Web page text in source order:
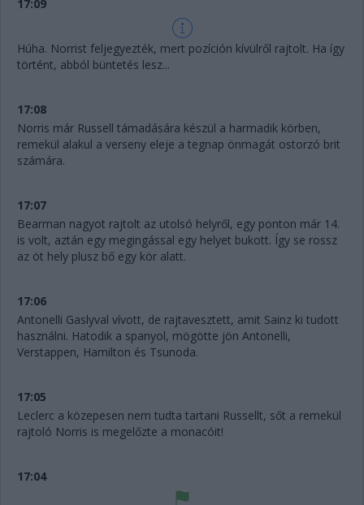
17:09
Húha. Norrist feljegyezték, mert pozíción kívülről rajtolt. Ha így
történt, abból büntetés lesz...
17:08
Norris már Russell támadására készül a harmadik körben,
remekül alakul a verseny eleje a tegnap önmagát ostorzó brit
számára.
17:07
Bearman nagyot rajtolt az utolsó helyről, egy ponton már 14.
is volt, aztán egy megingással egy helyet bukott. Így se rossz
az öt hely plusz bő egy kör alatt.
17:06
Antonelli Gaslyval vívott, de rajtavesztett, amit Sainz ki tudott
használni. Hatodik a spanyol, mögötte jön Antonelli,
Verstappen, Hamilton és Tsunoda.
17:05
Leclerc a közepesen nem tudta tartani Russellt, sőt a remekül
rajtoló Norris is megelőzte a monacóit!
17:04